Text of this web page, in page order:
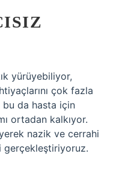
yürüyebiliyor,
çok fazla
bu da hasta için
ortadan kalkıyor.
nazik ve cerrahi
gerçekleştiriyoruz.